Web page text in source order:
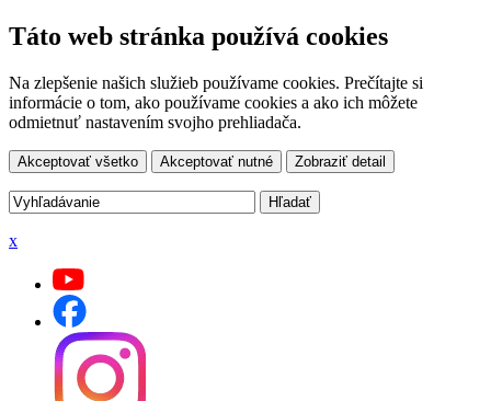
Táto web stránka používá cookies
Na zlepšenie našich služieb používame cookies. Prečítajte si
informácie o tom, ako používame cookies a ako ich môžete
odmietnuť nastavením svojho prehliadača.
Akceptovať všetko Akceptovať nutné Zobraziť detail
x